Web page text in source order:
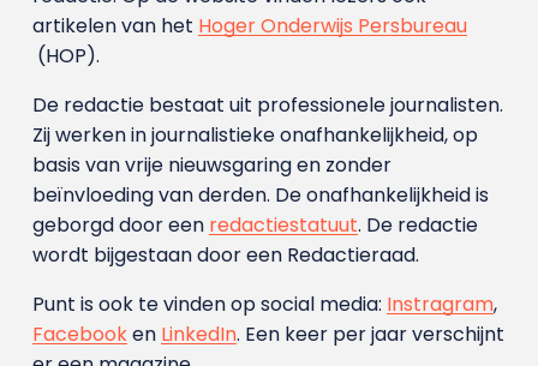
artikelen van het Hoger Onderwijs Persbureau
(HOP).
De redactie bestaat uit professionele journalisten.
Zij werken in journalistieke onafhankelijkheid, op
basis van vrije nieuwsgaring en zonder
beïnvloeding van derden. De onafhankelijkheid is
geborgd door een redactiestatuut. De redactie
wordt bijgestaan door een Redactieraad.
Punt is ook te vinden op social media: Instragram,
Facebooken LinkedIn. Een keer per jaar verschijnt